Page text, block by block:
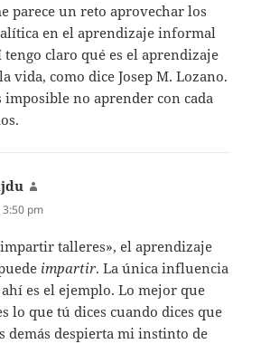
parece un reto aprovechar los
en el aprendizaje informal
tengo claro qué es el aprendizaje
vida, como dice Josep M. Lozano.
imposible no aprender con cada
pm
talleres», el aprendizaje
impartir. La única influencia
es el ejemplo. Lo mejor que
lo que tú dices cuando dices que
demás despierta mi instinto de